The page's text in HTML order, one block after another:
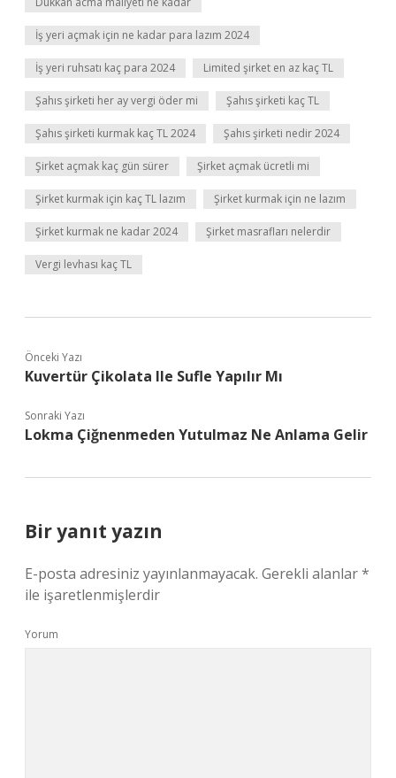
İş yeri açmak için ne kadar para lazım 2024
İş yeri ruhsatı kaç para 2024 Limited şirket en az kaç TL
Şahıs şirketi her ay vergi öder mi Şahıs şirketi kaç TL
Şahıs şirketi kurmak kaç TL 2024 Şahıs şirketi nedir 2024
Şirket açmak kaç gün sürer Şirket açmak ücretli mi
Şirket kurmak için kaç TL lazım Şirket kurmak için ne lazım
Şirket kurmak ne kadar 2024 Şirket masrafları nelerdir
Vergi levhası kaç TL
Önceki Yazı
Kuvertür Çikolata Ile Sufle Yapılır Mı
Sonraki Yazı
Lokma Çiğnenmeden Yutulmaz Ne Anlama Gelir
Bir yanıt yazın
E-posta adresiniz yayınlanmayacak. Gerekli alanlar*
ile işaretlenmişlerdir
Yorum